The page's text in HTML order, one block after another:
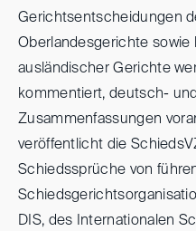
Gerichtsentscheidungen
Oberlandesgerichte
ausländischer Gerichte
kommentiert, deutsch-
Zusammenfassungen
veröffentlicht die
Schiedssprüche von
DIS, des Internationalen